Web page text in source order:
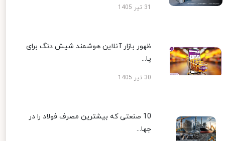
ظهور بازار آنلاین هوشمند شیش دنگ برای
پا...
30 تیر 1405
10 صنعتی که بیشترین مصرف فولاد را در
جها...